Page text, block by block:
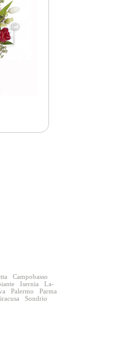
Campobasso
Isernia
La-
Palermo
Parma
Sondrio